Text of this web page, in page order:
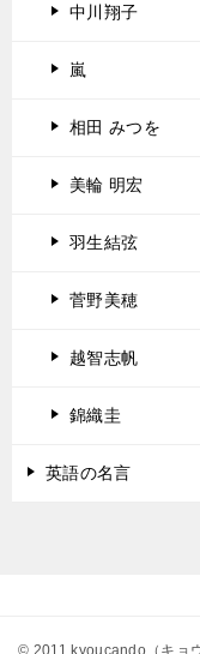
中川翔子
嵐
相田 みつを
美輪 明宏
羽生結弦
菅野美穂
越智志帆
錦織圭
英語の名言
© 2011 kyoucando（キョ